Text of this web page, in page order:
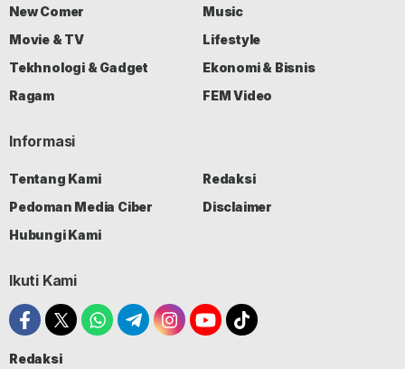
New Comer
Music
Movie & TV
Lifestyle
Tekhnologi & Gadget
Ekonomi & Bisnis
Ragam
FEM Video
Informasi
Tentang Kami
Redaksi
Pedoman Media Ciber
Disclaimer
Hubungi Kami
Ikuti Kami
Redaksi